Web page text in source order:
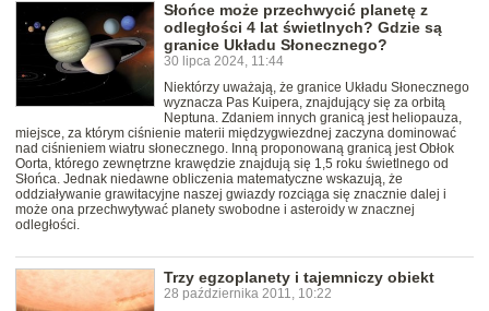
Słońce może przechwycić planetę z
odległości 4 lat świetlnych? Gdzie są
granice Układu Słonecznego?
30 lipca 2024, 11:44
Niektórzy uważają, że granice Układu Słonecznego
wyznacza Pas Kuipera, znajdujący się za orbitą
Neptuna. Zdaniem innych granicą jest heliopauza,
miejsce, za którym ciśnienie materii międzygwiezdnej zaczyna dominować
nad ciśnieniem wiatru słonecznego. Inną proponowaną granicą jest Obłok
Oorta, którego zewnętrzne krawędzie znajdują się 1,5 roku świetlnego od
Słońca. Jednak niedawne obliczenia matematyczne wskazują, że
oddziaływanie grawitacyjne naszej gwiazdy rozciąga się znacznie dalej i
może ona przechwytywać planety swobodne i asteroidy w znacznej
odległości.
Trzy egzoplanety i tajemniczy obiekt
28 października 2011, 10:22